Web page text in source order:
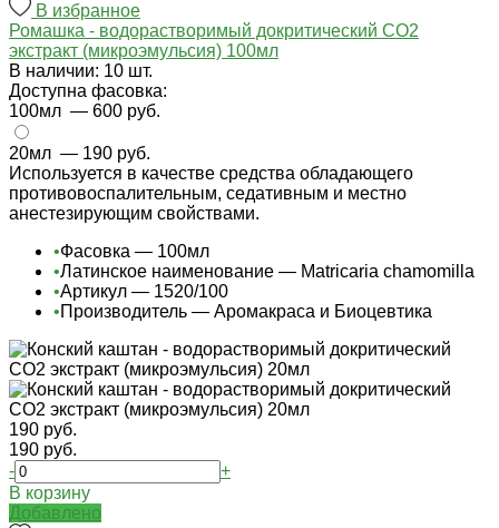
В избранное
Ромашка - водорастворимый докритический СО2
экстракт (микроэмульсия) 100мл
В наличии: 10 шт.
Доступна фасовка:
100мл — 600 руб.
20мл — 190 руб.
Используется в качестве средства обладающего
противовоспалительным, седативным и местно
анестезирующим свойствами.
•Фасовка — 100мл
•Латинское наименование — Matricaria chamomilla
•Артикул — 1520/100
•Производитель — Аромакраса и Биоцевтика
190 руб.
190 руб.
-
+
В корзину
Добавлено